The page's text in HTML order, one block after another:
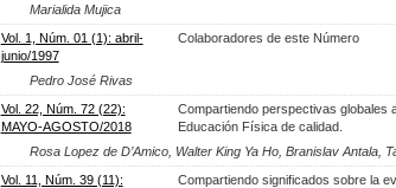
Marialida Mujica
Vol. 1, Núm. 01 (1): abril-
junio/1997
Colaboradores de este Número
Pedro José Rivas
Vol. 22, Núm. 72 (22):
MAYO-AGOSTO/2018
Compartiendo perspectivas globales
Educación Física de calidad.
Rosa Lopez de D’Amico, Walter King Ya Ho, Branislav Antala,
Vol. 11, Núm. 39 (11):
Compartiendo significados sobre la